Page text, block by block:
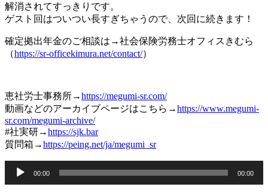
解消されてすっきりです。
ゲスト回はついつい長すぎちゃうので、次回に続きます！
確定拠出年金のご相談は→社会保険労務士オフィスきむら
（https://sr-officekimura.net/contact/）
恵社労士事務所→https://megumi-sr.com/
動画などのアーカイブページはこちら→https://www.megumi-
sr.com/megumi-archive/
#社実研→https://sjk.bar
質問箱→https://peing.net/ja/megumi_sr
00:00 00:00